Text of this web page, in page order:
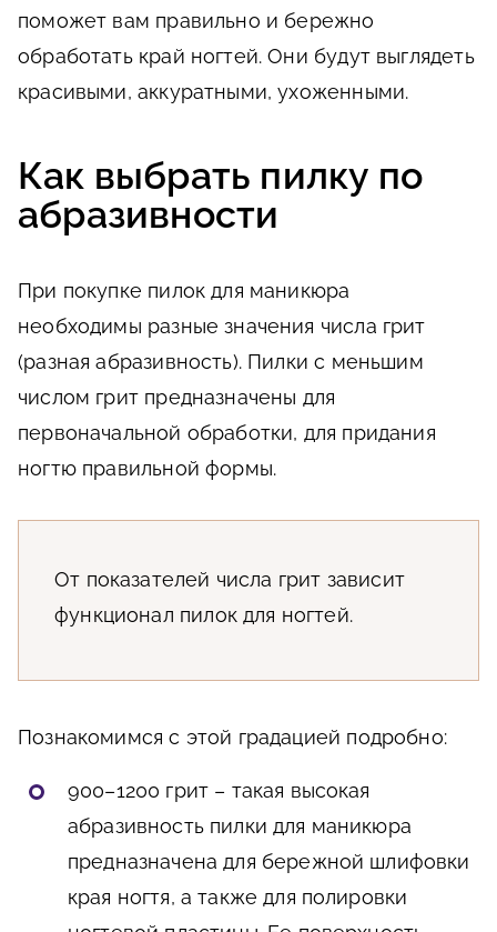
поможет вам правильно и бережно
обработать край ногтей. Они будут выглядеть
красивыми, аккуратными, ухоженными.
Как выбрать пилку по
абразивности
При покупке пилок для маникюра
необходимы разные значения числа грит
(разная абразивность). Пилки с меньшим
числом грит предназначены для
первоначальной обработки, для придания
ногтю правильной формы.
От показателей числа грит зависит
функционал пилок для ногтей.
Познакомимся с этой градацией подробно:
900–1200 грит – такая высокая
абразивность пилки для маникюра
предназначена для бережной шлифовки
края ногтя, а также для полировки